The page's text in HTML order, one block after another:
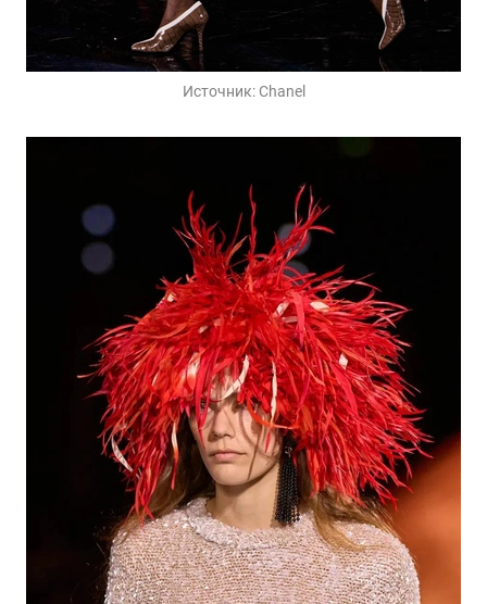
Источник: Chanel